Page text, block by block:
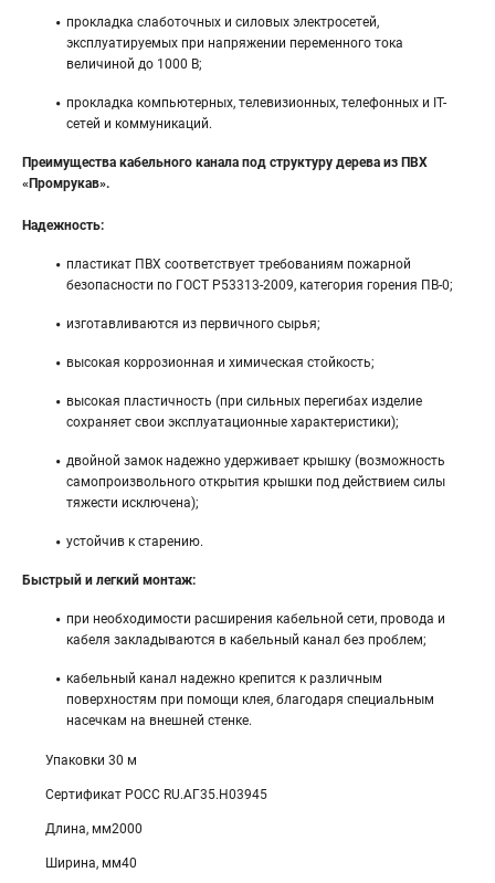
прокладка слаботочных и силовых электросетей,
эксплуатируемых при напряжении переменного тока
величиной до 1000 В;
прокладка компьютерных, телевизионных, телефонных и IT-
сетей и коммуникаций.
Преимущества кабельного канала под структуру дерева из ПВХ
«Промрукав».
Надежность:
пластикат ПВХ соответствует требованиям пожарной
безопасности по ГОСТ Р53313-2009, категория горения ПВ-0;
изготавливаются из первичного сырья;
высокая коррозионная и химическая стойкость;
высокая пластичность (при сильных перегибах изделие
сохраняет свои эксплуатационные характеристики);
двойной замок надежно удерживает крышку (возможность
самопроизвольного открытия крышки под действием силы
тяжести исключена);
устойчив к старению.
Быстрый и легкий монтаж:
при необходимости расширения кабельной сети, провода и
кабеля закладываются в кабельный канал без проблем;
кабельный канал надежно крепится к различным
поверхностям при помощи клея, благодаря специальным
насечкам на внешней стенке.
Упаковки 30 м
Сертификат POCC RU.АГ35.H03945
Длина, мм2000
Ширина, мм40